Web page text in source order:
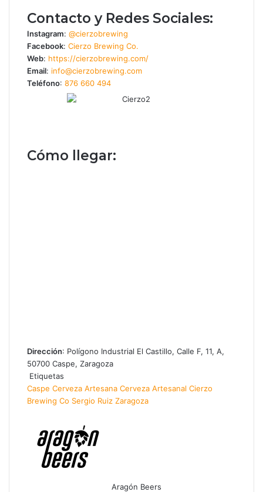
Contacto y Redes Sociales:
Instagram: @cierzobrewing
Facebook: Cierzo Brewing Co.
Web: https://cierzobrewing.com/
Email: info@cierzobrewing.com
Teléfono: 876 660 494
Cómo llegar:
Dirección: Polígono Industrial El Castillo, Calle F, 11, A,
50700 Caspe, Zaragoza
Etiquetas
Caspe Cerveza Artesana Cerveza Artesanal Cierzo
Brewing Co Sergio Ruiz Zaragoza
Aragón Beers